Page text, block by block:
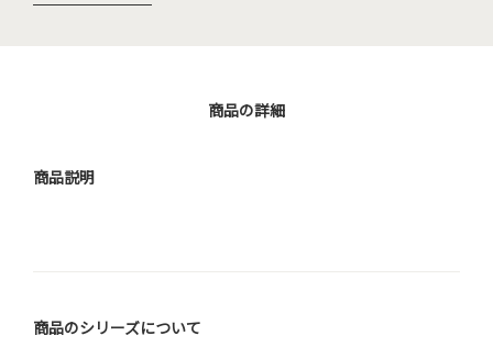
商品の詳細
商品説明
商品のシリーズについて